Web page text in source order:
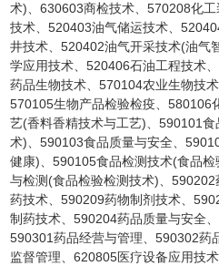
术)、630603商检技术、570208化
技术、520403油气储运技术、
井技术、520402油气开采技术(油气
学应用技术、520406石油工程技术
药品生物技术、570104农业生物技
570105生物产品检验检疫、580106
艺(香料香精技术与工艺)、590101
术)、590103食品质量与安全、
健康)、590105食品检测技术(食品
与检测(食品检验检测技术)、
药技术、590209药物制剂技术、
制药技术、590204药品质量与安全
590301药品经营与管理、590302药
监督管理、620805医疗设备应用技